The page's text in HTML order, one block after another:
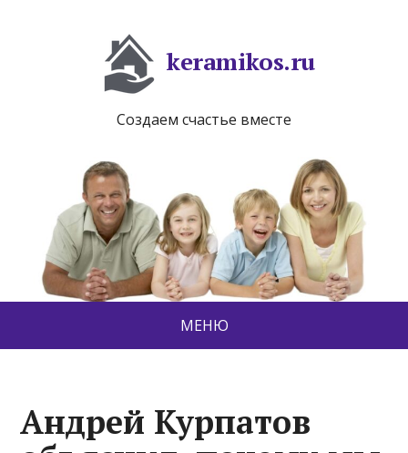
keramikos.ru
Создаем счастье вместе
МЕНЮ
Андрей Курпатов